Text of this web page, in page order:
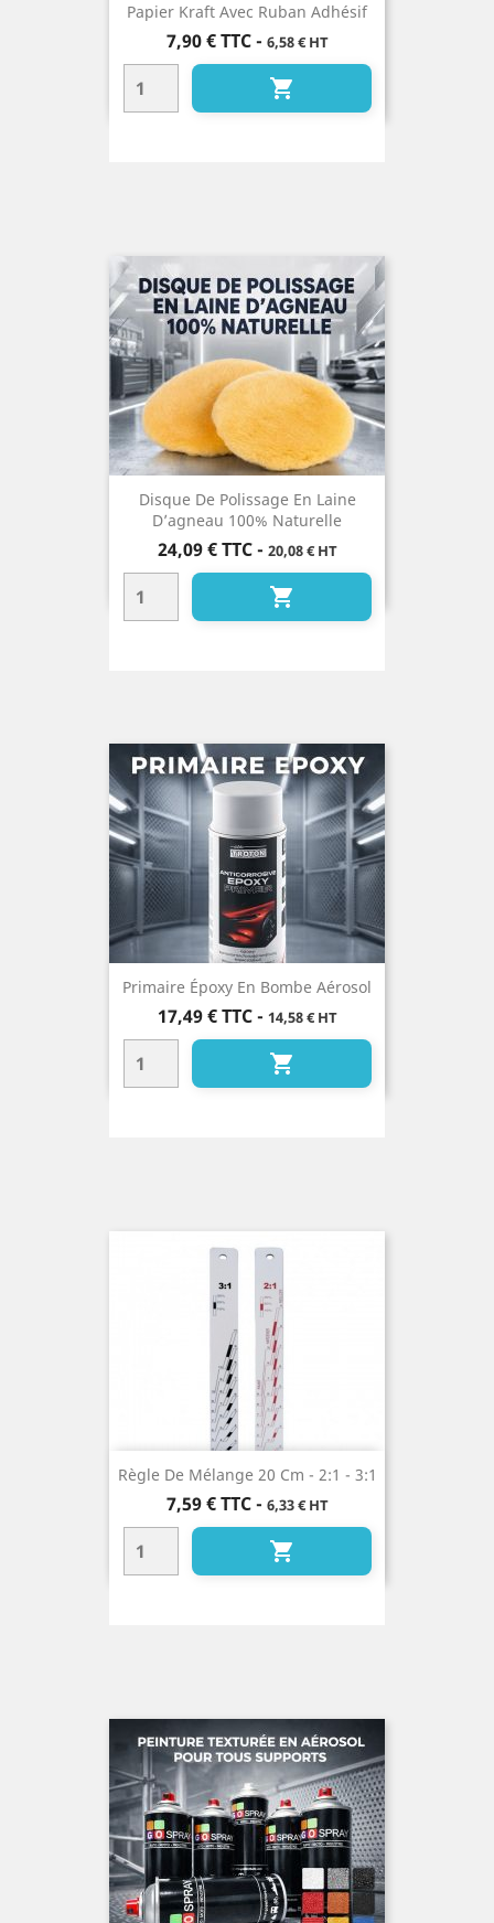
Papier Kraft Avec Ruban Adhésif
Prix
7,90 € TTC- 6,58 € HT

Disque De Polissage En Laine
D’agneau 100% Naturelle
Prix
24,09 € TTC- 20,08 € HT

Primaire Époxy En Bombe Aérosol
Prix
17,49 € TTC- 14,58 € HT

Règle De Mélange 20 Cm - 2:1 - 3:1
Prix
7,59 € TTC- 6,33 € HT
